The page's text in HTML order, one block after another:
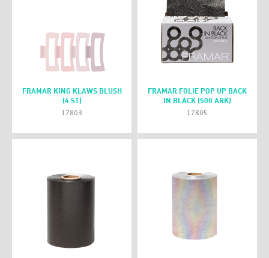
FRAMAR KING KLAWS BLUSH
(4 ST)
17803
FRAMAR FOLIE POP UP BACK
IN BLACK (500 ARK)
17805